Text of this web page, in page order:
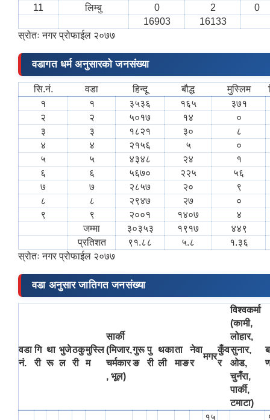
11
लिम्बु 0 2
0
16903
16133
स्रोतः नगर प्रोफाईल २०७७
वडागत धर्म अनुसारको जनसंख्या
सि.नं. वडा हिन्दू बौद्ध मुस्लिम
१
१ ३५३६ १६५
३७१
२
२ ५०१७ १४
०
३
३ १८२१ ३०
८
४
४ २१५६ ५
०
५
५ ४३४८ २४
१
६
६ ५६७० २२५
५६
७
७ २८५७ २०
९
८
८ २९४७ २७
०
९
९ २००१ १४०७
४
जम्मा
३०३५३ १९१७
४४९
प्रतिशत
९१.८८ ५.८
१.३६
स्रोतः नगर प्रोफाईल २०७७
वडा अनुसार जातिगत जनसंख्या
वडा
नं.
गि
री
था
रू
भुजे
ल
ठकु
री
मुस्लि
म
सार्की
(मिजार,
चर्मकार
, भूल)
गुरू
ङ
पु
री
थका
ली
ता
माङ
नेवा
र
मगर
कुँव
र
विश्वकर्मा
(कामी,
लोहार,
सुनार,
ओड,
चुनँरा,
पार्की,
टमाटा)
१५